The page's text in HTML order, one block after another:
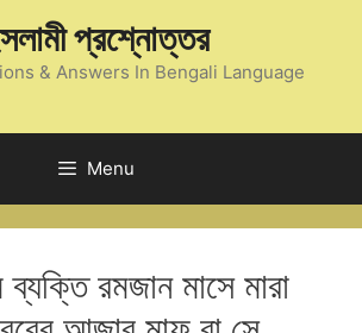
প্রশ্নোত্তর
& Answers In Bengali Language
Menu
রমজান মাসে মারা